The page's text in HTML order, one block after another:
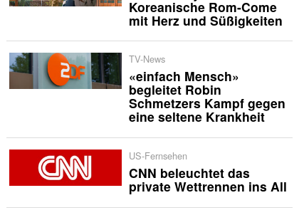
Koreanische Rom-Come
mit Herz und Süßigkeiten
TV-News
«einfach Mensch»
begleitet Robin
Schmetzers Kampf gegen
eine seltene Krankheit
US-Fernsehen
CNN beleuchtet das
private Wettrennen ins All